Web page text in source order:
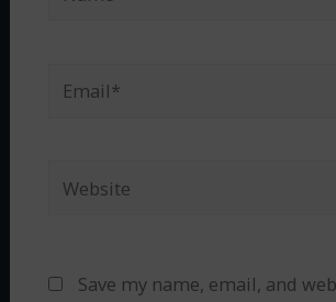
Save my name, email, and